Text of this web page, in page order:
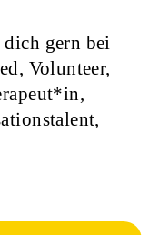
gern bei
Volunteer,